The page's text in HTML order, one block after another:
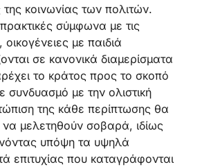
της κοινωνίας των πολιτών.
σύμφωνα με τις
οικογένειες με παιδιά
σε κανονικά διαμερίσματα
το κράτος προς το σκοπό
συνδυασμό με την ολιστική
της κάθε περίπτωσης θα
να μελετηθούν σοβαρά, ιδίως
υπόψη τα υψηλά
επιτυχίας που καταγράφονται